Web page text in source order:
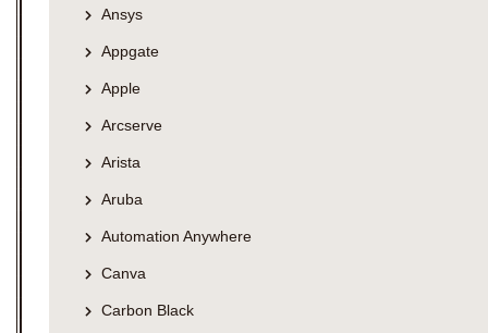
Ansys
Appgate
Apple
Arcserve
Arista
Aruba
Automation Anywhere
Canva
Carbon Black